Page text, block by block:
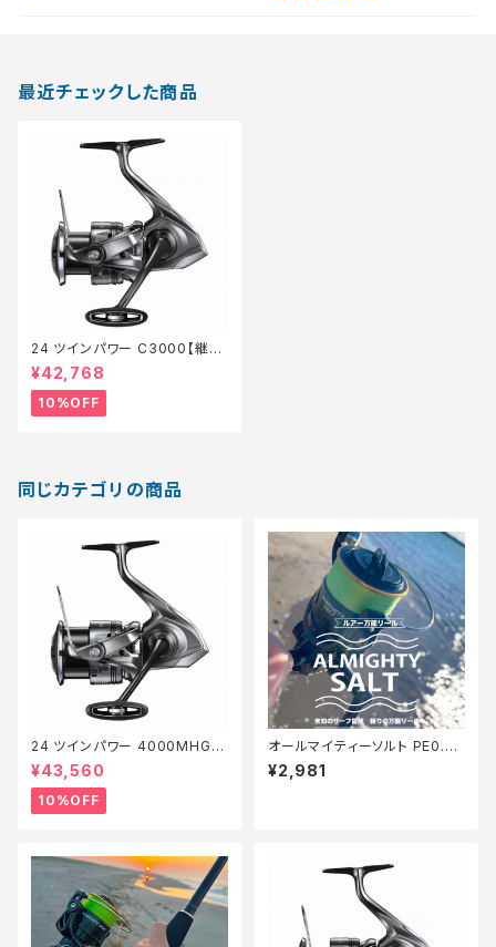
最近チェックした商品
24 ツインパワー C3000【継続
セール_リール】【10】
¥42,768
10%OFF
同じカテゴリの商品
24 ツインパワー 4000MHG
【継続セール_リール】【10】
¥43,560
10%OFF
オールマイティーソルト PE0.8
号150m Tオリ
¥2,981